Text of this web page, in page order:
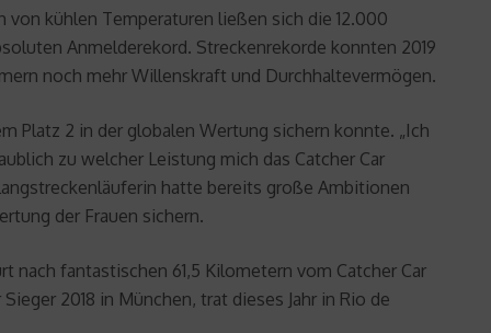
kühlen Temperaturen ließen sich die 12.000
Anmelderekord. Streckenrekorde konnten 2019
noch mehr Willenskraft und Durchhaltevermögen.
Platz 2 in der globalen Wertung sichern konnte. „Ich
zu welcher Leistung mich das Catcher Car
hatte bereits große Ambitionen
der Frauen sichern.
nach fantastischen 61,5 Kilometern vom Catcher Car
2018 in München, trat dieses Jahr in Rio de